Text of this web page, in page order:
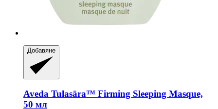
Добавяне
Aveda Tulasāra™ Firming Sleeping Masque,
50 мл